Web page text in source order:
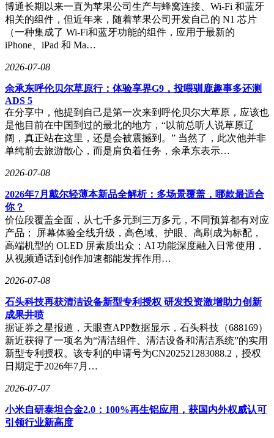
关于售价，官方目前尚未公布具体信息，但根据“升配不升
档”的宣传策略，可以参考Note15系列的价格进行推测。
Note15的6GB+128GB版首销价为999元，8GB+128GB版为
1099元；Note15 Pro的8GB+256GB版首销价为1299元，
12GB+256GB版为1599元。对于预算有限的用户，标准版
待Note17 Pro的表现。如果不太着急，也可以等待后续可能推
出的Note17 Pro Max。
博通长期以来一直为苹果公司生产与蜂窝连接、Wi-Fi 和蓝牙
相关的组件，但近年来，随着苹果公司开发自己的 N1 芯片
（一种集成了 Wi-Fi和蓝牙功能的组件，应用于最新的
iPhone、iPad 和 Ma…
2026-07-08
余承东呼伦贝尔草原行：体验享界G9，投喂驯鹿趣事多还测
ADS 5
在分享中，他提到自己是第一次来到呼伦贝尔大草原，应该也
是他目前在中国到过的最北的地方，“以前总听人说草原辽
阔，真正站在这里，还是会被震撼到。” 当然了，此次他并非
单纯前去旅游散心，而是肩负着任务，余承东表示…
2026-07-08
2026年7月戴尔轻薄本新品全解析：多场景覆盖，哪款最适合
你？
价位段覆盖全面，从七千多元到三万多元，不同预算都有对应
产品； 屏幕体验全线升级，高色域、护眼、高刷成为标配，
高端机型的 OLED 屏素质出众；AI 功能深度融入日常使用，
从视频通话到创作加速都能发挥作用…
2026-07-08
石头科技再获清洁设备新型专利授权 研发投资激增助力创新
成果井喷
据证券之星报道，天眼查APP数据显示，石头科技（688169）
新近获得了一项名为“清洁组件、清洁设备和清洁系统”的实用
新型专利授权。该专利的申请号为CN202521283088.2，授权
日期定于2026年7月…
2026-07-07
小米自研泰坦合金2.0：100%再生铝应用，获国内外权威认可
引领行业新高度